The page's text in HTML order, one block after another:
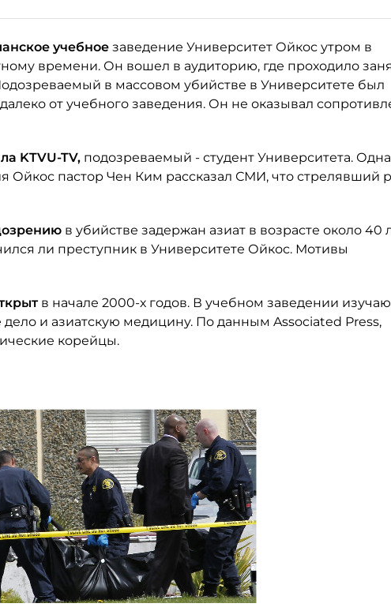
учебное заведение Университет Ойкос утром в
времени. Он вошел в аудиторию, где проходило
в массовом убийстве в Университете был
от учебного заведения. Он не оказывал
KTVU-TV, подозреваемый - студент Университета.
Ойкос пастор Чен Ким рассказал СМИ, что стрелявший
в убийстве задержан азиат в возрасте около 40
ли преступник в Университете Ойкос. Мотивы
в начале 2000-х годов. В учебном заведении
дело и азиатскую медицину. По данным Associated Press,
корейцы.